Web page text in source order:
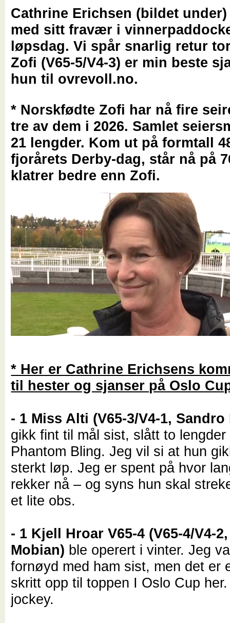
Cathrine Erichsen (bildet
med sitt fravær i
løpsdag. Vi spår snarlig retur
Zofi (V65-5/V4-3) er min beste
hun til ovrevoll.no.
* Norskfødte Zofi har nå fire
tre av dem i 2026. Samlet
21 lengder. Kom ut på formtall
fjorårets Derby-dag, står nå på
klatrer bedre enn Zofi.
* Her er Cathrine Erichsens
til hester og sjanser på Oslo
- 1 Miss Alti (V65-3/V4-1, Sandro
gikk fint til mål sist, slått to lengder
Phantom Bling. Jeg vil si at hun
sterkt løp. Jeg er spent på hvor
rekker nå – og syns hun skal
et lite obs.
- 1 Kjell Hroar V65-4 (V65-4/V4-
Mobian) ble operert i vinter. Jeg
fornøyd med ham sist, men det er
skritt opp til toppen I Oslo Cup
jockey.